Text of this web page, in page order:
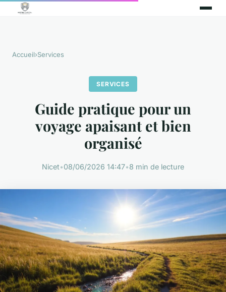
Accueil›Services
SERVICES
Guide pratique pour un
voyage apaisant et bien
organisé
Nicet•08/06/2026 14:47•8 min de lecture